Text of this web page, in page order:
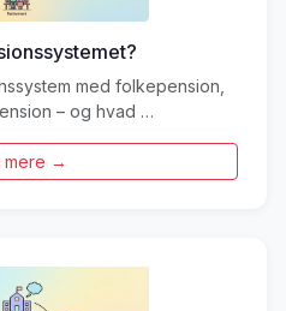
med folkepension,
– og hvad …
mere →